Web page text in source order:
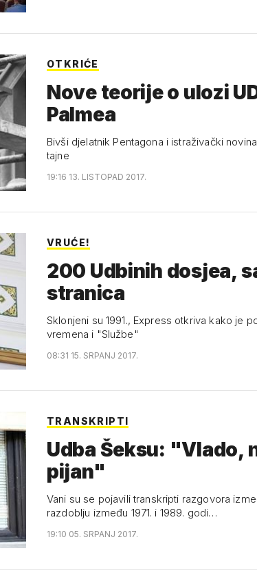
OTKRIĆE
Nove teorije o ulozi
Palmea
Bivši djelatnik Pentagona i istraživački
tajne
19:16 13. LISTOPAD 2017.
VRUĆE!
200 Udbinih dosjea,
stranica
Sklonjeni su 1991., Express otkriva kako je
vremena i "Službe"
08:31 15. SRPANJ 2017.
TRANSKRIPTI
Udba Šeksu: "Vlado,
pijan"
Vani su se pojavili transkripti razgovora
razdoblju između 1971. i 1989. godi…
19:10 05. SRPANJ 2017.